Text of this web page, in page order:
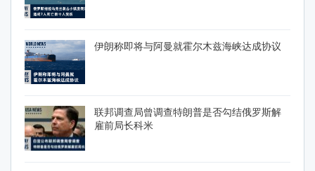
伊朗称即将与阿曼就霍尔木兹海峡达成协议
联邦调查局曾调查特朗普是否勾结俄罗斯解
雇前局长科米